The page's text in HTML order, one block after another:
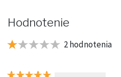
Hodnotenie
2 hodnotenia